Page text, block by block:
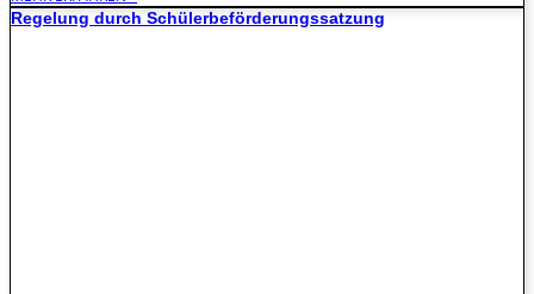
Regelung durch Schülerbeförderungssatzung